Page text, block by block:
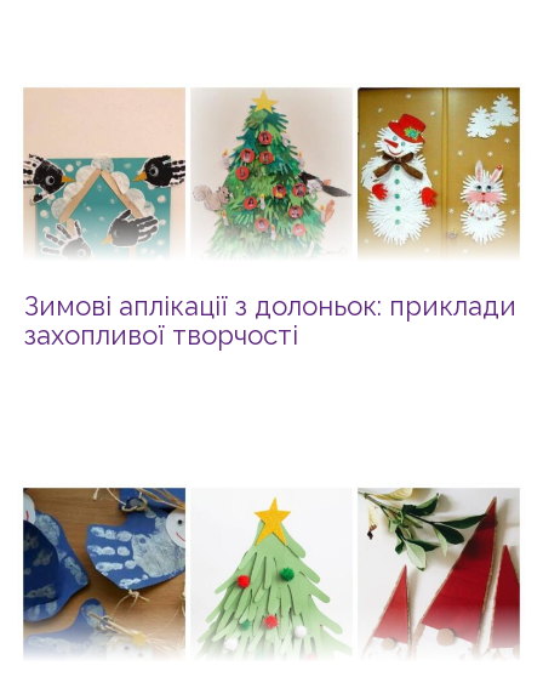
Зимові аплікації з долоньок: приклади
захопливої творчості